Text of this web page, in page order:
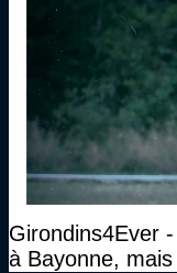
Girondins4Ever
à Bayonne,